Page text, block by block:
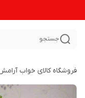
جستجو
فروشگاه کالای خواب